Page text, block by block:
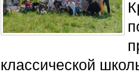
классической